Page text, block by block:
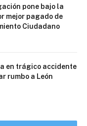
pone bajo la
mejor pagado de
Ciudadano
en trágico accidente
rumbo a León